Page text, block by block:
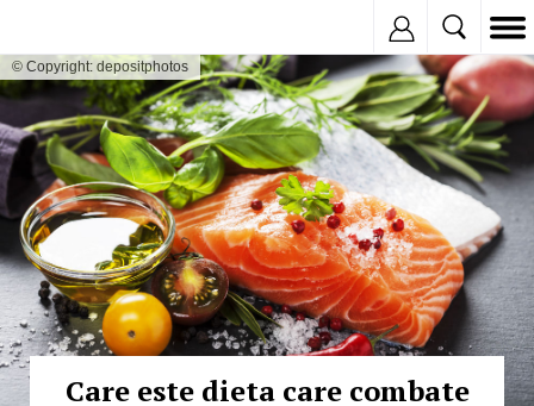
© Copyright: depositphotos
Care este dieta care combate